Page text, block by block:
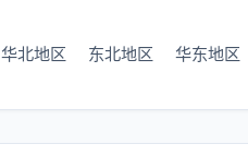
华北地区 东北地区 华东地区